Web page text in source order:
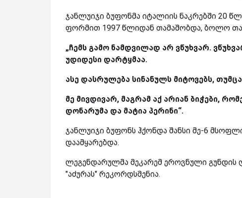
ჯანლუიჯი ბუფონმა იტალიის ნაკრებში 20
ფორმით 1997 წლიდან თამაშობდა, ბოლო
„ჩემს გამო ნამდვილად არ ვწუხვარ.
უდიდესი დარტყმაა.
ასე დასრულება სინანულს მიტოვებს,
მე მივდივარ, მაგრამ აქ არიან ბიჭები,
დონარუმა და მატია პერინი“.
ჯანლუიჯი ბუფონს ჰქონდა შანსი მე-6
დაამყარებდა.
ლეგენდარულმა მეკარემ ეროვნული გუნდის
"აძურას" რეკორდსმენია.